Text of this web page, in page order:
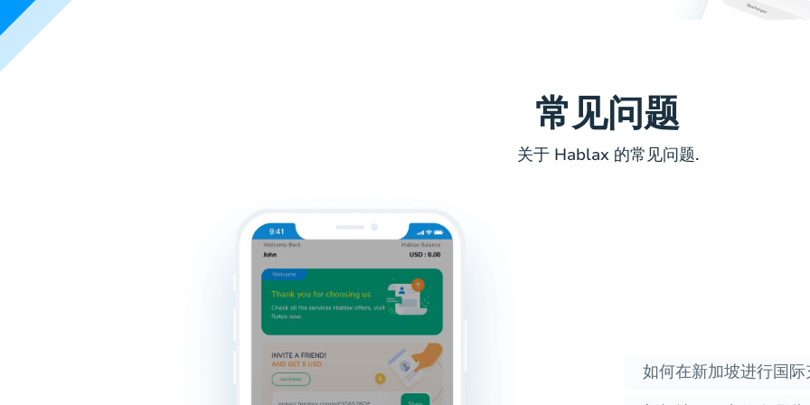
常见问题
关于 Hablax 的常见问题.
如何在新加坡进行国